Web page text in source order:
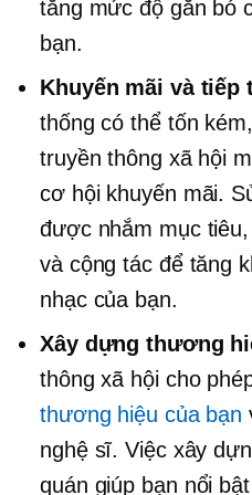
tăng mức độ gắn bó
bạn.
Khuyến mãi và tiếp
thống có thể tốn
truyền thông xã hội
cơ hội khuyến mãi.
được nhắm mục
và cộng tác để tăng
nhạc của bạn.
Xây dựng thương
thông xã hội cho
thương hiệu của bạn
nghệ sĩ. Việc xây
quán giúp bạn nổi